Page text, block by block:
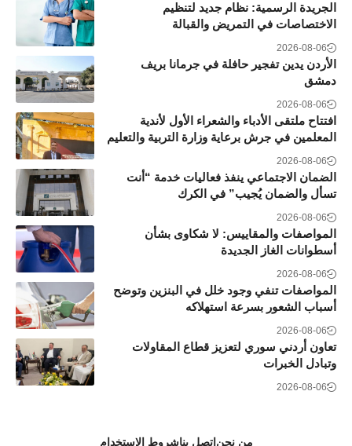
الجريدة الرسمية: نظام جديد لتنظيم
الاختصاصات في التمريض والقبالة
2026-08-06
الأردن يدين تفجير حافلة في جرمانا بريف
دمشق
2026-08-06
افتتاح ملتقى الأدباء والشعراء الأول لأندية
المعلمين في جرش برعاية وزارة التربية والتعليم
2026-08-06
الضمان الاجتماعي ينفذ فعاليات خدمة “أنت
تسأل والضمان يُجيب” في الكرك
2026-08-06
المواصفات والمقاييس: لا شكاوى بشأن
أسطوانات الغاز الجديدة
2026-08-06
المواصفات تنفي وجود خلل في البنزين وتوضح
أسباب الشعور بسرعة استهلاكه
2026-08-06
تعاون أردني سوري لتعزيز قطاع المقاولات
وتبادل الخبرات
2026-08-06
من نحن اتصل بناشروط الاستخدام